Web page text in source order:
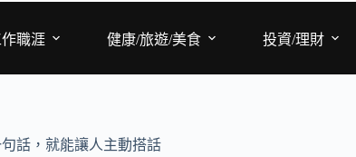
職涯 健康/旅遊/美食 投資/理財
話，就能讓人主動搭話